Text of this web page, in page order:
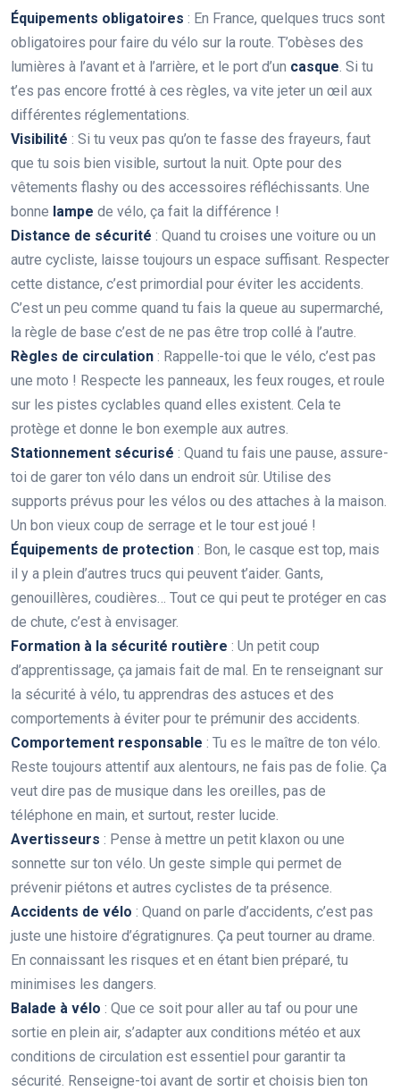
Équipements obligatoires : En France, quelques trucs sont
obligatoires pour faire du vélo sur la route. T’obèses des
lumières à l’avant et à l’arrière, et le port d’un casque. Si tu
t’es pas encore frotté à ces règles, va vite jeter un œil aux
différentes réglementations.
Visibilité : Si tu veux pas qu’on te fasse des frayeurs, faut
que tu sois bien visible, surtout la nuit. Opte pour des
vêtements flashy ou des accessoires réfléchissants. Une
bonne lampe de vélo, ça fait la différence !
Distance de sécurité : Quand tu croises une voiture ou un
autre cycliste, laisse toujours un espace suffisant. Respecter
cette distance, c’est primordial pour éviter les accidents.
C’est un peu comme quand tu fais la queue au supermarché,
la règle de base c’est de ne pas être trop collé à l’autre.
Règles de circulation : Rappelle-toi que le vélo, c’est pas
une moto ! Respecte les panneaux, les feux rouges, et roule
sur les pistes cyclables quand elles existent. Cela te
protège et donne le bon exemple aux autres.
Stationnement sécurisé : Quand tu fais une pause, assure-
toi de garer ton vélo dans un endroit sûr. Utilise des
supports prévus pour les vélos ou des attaches à la maison.
Un bon vieux coup de serrage et le tour est joué !
Équipements de protection : Bon, le casque est top, mais
il y a plein d’autres trucs qui peuvent t’aider. Gants,
genouillères, coudières… Tout ce qui peut te protéger en cas
de chute, c’est à envisager.
Formation à la sécurité routière : Un petit coup
d’apprentissage, ça jamais fait de mal. En te renseignant sur
la sécurité à vélo, tu apprendras des astuces et des
comportements à éviter pour te prémunir des accidents.
Comportement responsable : Tu es le maître de ton vélo.
Reste toujours attentif aux alentours, ne fais pas de folie. Ça
veut dire pas de musique dans les oreilles, pas de
téléphone en main, et surtout, rester lucide.
Avertisseurs : Pense à mettre un petit klaxon ou une
sonnette sur ton vélo. Un geste simple qui permet de
prévenir piétons et autres cyclistes de ta présence.
Accidents de vélo : Quand on parle d’accidents, c’est pas
juste une histoire d’égratignures. Ça peut tourner au drame.
En connaissant les risques et en étant bien préparé, tu
minimises les dangers.
Balade à vélo : Que ce soit pour aller au taf ou pour une
sortie en plein air, s’adapter aux conditions météo et aux
conditions de circulation est essentiel pour garantir ta
sécurité. Renseigne-toi avant de sortir et choisis bien ton